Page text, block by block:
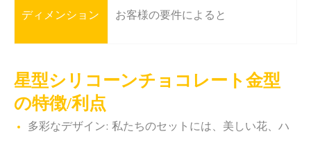
ディメンション お客様の要件によると
星型シリコーンチョコレート金型
の特徴/利点
多彩なデザイン: 私たちのセットには、美しい花、ハ